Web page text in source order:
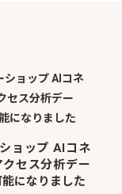
ョップ AIコネ
クセス分析デー
能になりました